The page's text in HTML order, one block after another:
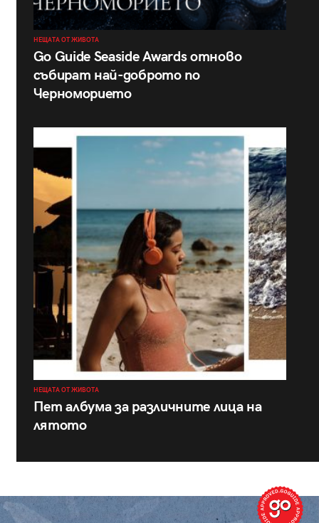
НЕЩАТА ОТ ЖИВОТА
Go Guide Seaside Awards отново
събират най-доброто по
Черноморието
НЕЩАТА ОТ ЖИВОТА
Пет албума за различните лица на
лятото